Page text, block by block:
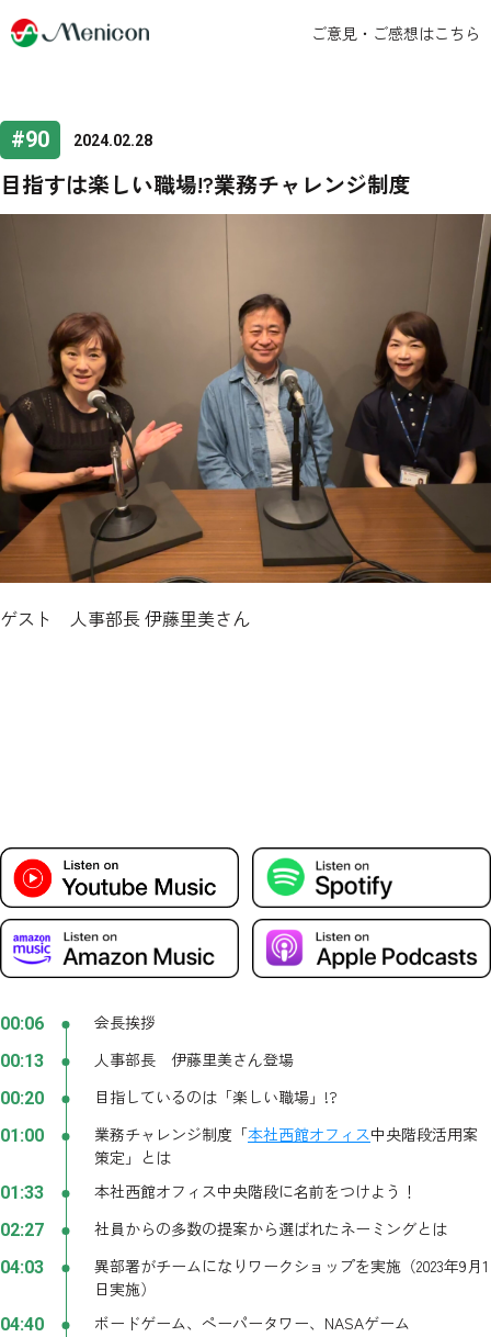
ご意見・ご感想はこちら
#90
目指すは楽しい職場!?業務チャレンジ制度
2024.02.28
ゲスト 人事部長 伊藤里美さん
00:06 会長挨拶
00:13 人事部長 伊藤里美さん登場
00:20 目指しているのは「楽しい職場」!?
01:00 業務チャレンジ制度「本社西館オフィス中央階段活用案
策定」とは
01:33 本社西館オフィス中央階段に名前をつけよう！
02:27 社員からの多数の提案から選ばれたネーミングとは
04:03
異部署がチームになりワークショップを実施（2023年9月1
日実施）
04:40 ボードゲーム、ペーパータワー、NASAゲーム